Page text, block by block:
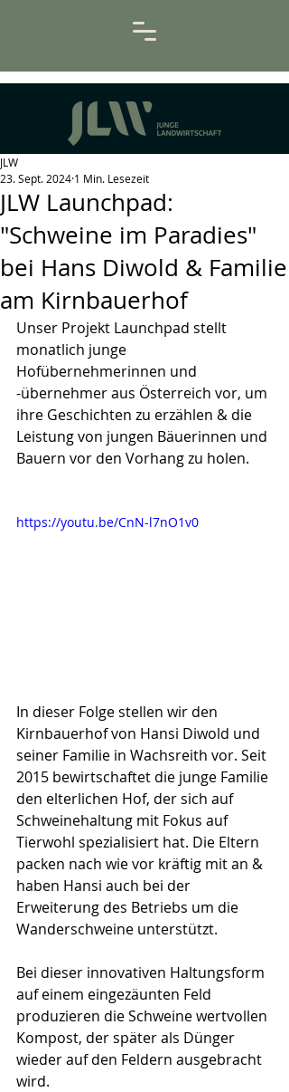
JLW Launchpad:
"Schweine im Paradies"
bei Hans Diwold & Familie
am Kirnbauerhof
JLW
23. Sept. 2024 1 Min. Lesezeit
Unser Projekt Launchpad stellt
monatlich junge
Hofübernehmerinnen und
-übernehmer aus Österreich vor, um
ihre Geschichten zu erzählen & die
Leistung von jungen Bäuerinnen und
Bauern vor den Vorhang zu holen.
https://youtu.be/CnN-l7nO1v0
In dieser Folge stellen wir den
Kirnbauerhof von Hansi Diwold und
seiner Familie in Wachsreith vor. Seit
2015 bewirtschaftet die junge Familie
den elterlichen Hof, der sich auf
Schweinehaltung mit Fokus auf
Tierwohl spezialisiert hat. Die Eltern
packen nach wie vor kräftig mit an &
haben Hansi auch bei der
Erweiterung des Betriebs um die
Wanderschweine unterstützt.
Bei dieser innovativen Haltungsform
auf einem eingezäunten Feld
produzieren die Schweine wertvollen
Kompost, der später als Dünger
wieder auf den Feldern ausgebracht
wird.